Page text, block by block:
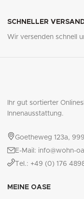
SCHNELLER
Wir versenden schnell
Ihr gut sortierter
Innenausstattung.
Goetheweg 123a,
E-Mail: info@wohn-
Tel.: +49 (0) 176
MEINE OASE